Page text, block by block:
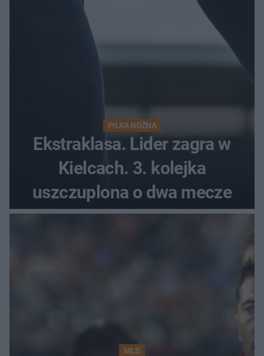
PIŁKA NOŻNA
Ekstraklasa. Lider zagra w
Kielcach. 3. kolejka
uszczuplona o dwa mecze
MLS